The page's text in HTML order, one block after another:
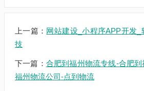
上一篇： 网站建设_小程序APP开发
技
下一篇： 合肥到福州物流专线-合肥到
福州物流公司-点到物流